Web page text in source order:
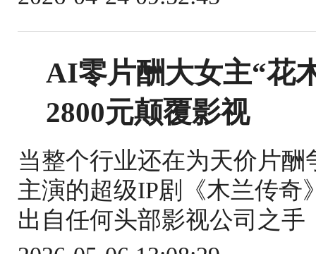
AI零片酬大女主“花
2800元颠覆影视
当整个行业还在为天价片
主演的超级IP剧《木兰传奇
出自任何头部影视公司之